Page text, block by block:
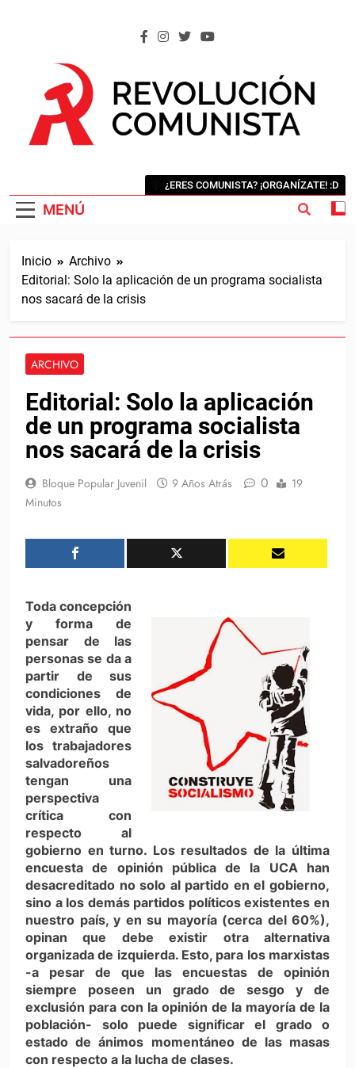
MENÚ
¿ERES COMUNISTA? ¡ORGANÍZATE! :D
Inicio
Archivo
Editorial: Solo la aplicación de un programa socialista
nos sacará de la crisis
ARCHIVO
Editorial: Solo la aplicación
de un programa socialista
nos sacará de la crisis
Bloque Popular Juvenil 9 Años Atrás 0
19
Minutos
Toda concepción
y forma de
pensar de las
personas se da a
partir de sus
condiciones de
vida, por ello, no
es extraño que
los trabajadores
salvadoreños
tengan una
perspectiva
crítica con
respecto al
gobierno en turno. Los resultados de la última
encuesta de opinión pública de la UCA han
desacreditado no solo al partido en el gobierno,
sino a los demás partidos políticos existentes en
nuestro país, y en su mayoría (cerca del 60%),
opinan que debe existir otra alternativa
organizada de izquierda. Esto, para los marxistas
-a pesar de que las encuestas de opinión
siempre poseen un grado de sesgo y de
exclusión para con la opinión de la mayoría de la
población- solo puede significar el grado o
estado de ánimos momentáneo de las masas
con respecto a la lucha de clases.